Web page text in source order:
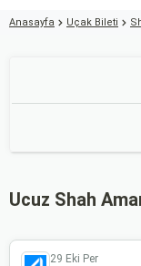
Anasayfa Uçak Bileti
Ucuz Shah
29 Eki Per